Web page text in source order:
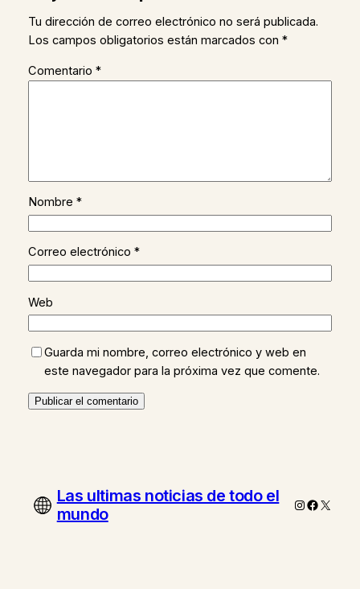
Tu dirección de correo electrónico no será publicada.
Los campos obligatorios están marcados con *
Comentario *
Nombre *
Correo electrónico *
Web
Guarda mi nombre, correo electrónico y web en
este navegador para la próxima vez que comente.
Las ultimas noticias de todo el
mundo
Instagram
X